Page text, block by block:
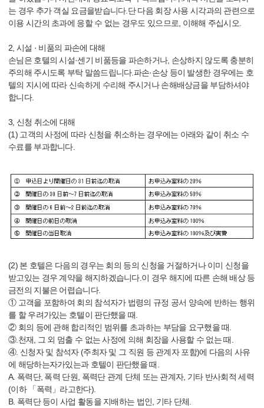
는 경우 추가 객실 요금을받습니다.단 다음 회장 사용 시각과의 관련으로
이용 시간의 초과에 응할 수 없는 경우도 있으므로, 이해해 주십시오.
2, 시설 · 비품의 파손에 대해
손님은 호텔의 시설·센기 비품등을 파손하거나, 손상하지 않도록 충분히
주의해 주시도록 부탁 말씀드립니다.파손·손상 등이 발생한 경우에는 호
텔의 지시에 따라 신속하게 수리해 주시거나 손해배상금을 부담하셔야
합니다.
3, 신청 취소에 대해
(1) 고객의 사정에 따라 신청을 취소하는 경우에는 아래와 같이 취소 수
수료를 부과합니다.
(2) 본 호텔은 다음의 경우는 회의 등의 신청을 거절하거나 이미 신청을
받고있는 경우 계약을 해지하겠습니다.이 경우 해지에 따른 손해 배상 등
금전의 지불은 어렵습니다.
① 고객을 포함하여 회의 참석자가 법령의 규정 공서 양속에 반하는 행위
를 할 우려가있는 호텔이 판단했을 때.
② 회의 등에 관해 합리적인 범위를 초과하는 부담을 요구했을 때.
③.천재, 그 외 멈출 수 없는 사정에 의해 회장을 사용할 수 없는 때.
④. 신청자 및 참석자 (주최자 및 그 직원 등 관계자 포함)에 다음의 사유
에 해당하는자가있는과 호텔이 판단했을 때.
A. 폭력단, 폭력 단원, 폭력단 관계 단체 또는 관계자, 기타 반사회적 세력
(이하 「폭력」라고한다).
B. 폭력단 등이 사업 활동을 지배하는 법인, 기타 단체.